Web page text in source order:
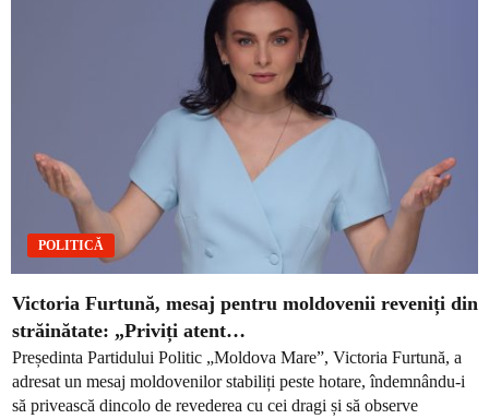
POLITICĂ
Victoria Furtună, mesaj pentru moldovenii reveniți din
străinătate: „Priviți atent…
Președinta Partidului Politic „Moldova Mare”, Victoria Furtună, a
adresat un mesaj moldovenilor stabiliți peste hotare, îndemnându-i
să privească dincolo de revederea cu cei dragi și să observe